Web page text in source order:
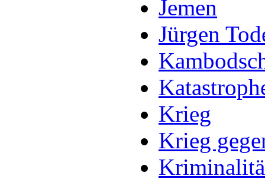
Jemen
Jürgen
Krieg
Krieg